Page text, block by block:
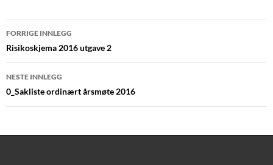
Innleggsnavigasjon
FORRIGE INNLEGG
Risikoskjema 2016 utgave 2
NESTE INNLEGG
0_Sakliste ordinært årsmøte 2016